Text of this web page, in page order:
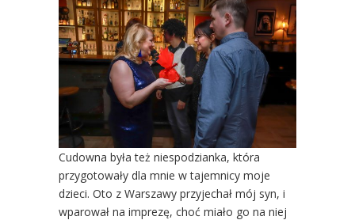
Cudowna była też niespodzianka, która
przygotowały dla mnie w tajemnicy moje
dzieci. Oto z Warszawy przyjechał mój syn, i
wparował na imprezę, choć miało go na niej